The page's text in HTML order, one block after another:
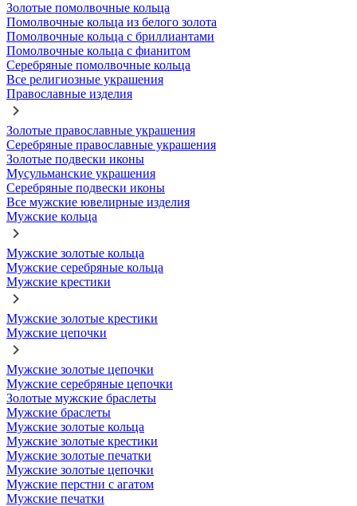
Золотые помолвочные кольца
Помолвочные кольца из белого золота
Помолвочные кольца с бриллиантами
Помолвочные кольца с фианитом
Серебряные помолвочные кольца
Все религиозные украшения
Православные изделия
Золотые православные украшения
Серебряные православные украшения
Золотые подвески иконы
Мусульманские украшения
Серебряные подвески иконы
Все мужские ювелирные изделия
Мужские кольца
Мужские золотые кольца
Мужские серебряные кольца
Мужские крестики
Мужские золотые крестики
Мужские цепочки
Мужские золотые цепочки
Мужские серебряные цепочки
Золотые мужские браслеты
Мужские браслеты
Мужские золотые кольца
Мужские золотые крестики
Мужские золотые печатки
Мужские золотые цепочки
Мужские перстни с агатом
Мужские печатки